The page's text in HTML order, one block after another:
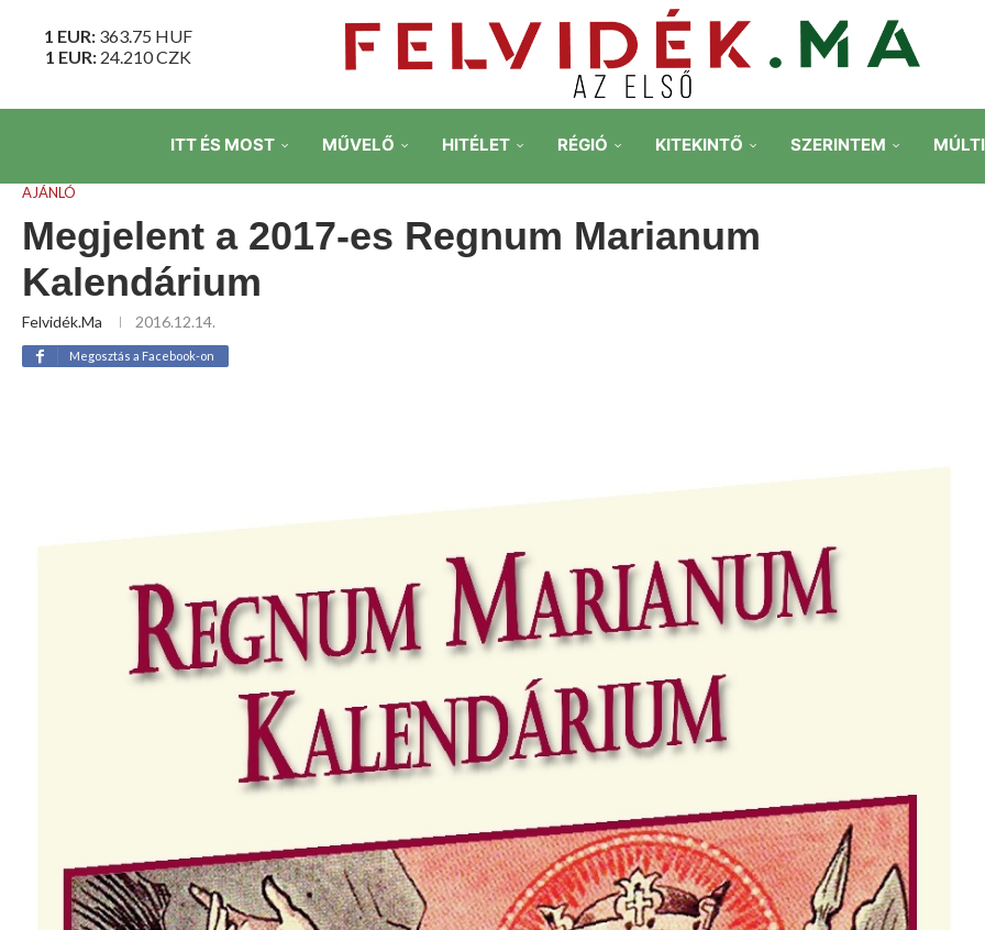
1 EUR: 363.75 HUF
1 EUR: 24.210CZK
ITT ÉS MOST MŰVELŐ HITÉLET RÉGIÓ KITEKINTŐ SZERINTEM
AJÁNLÓ
Megjelent a 2017-es Regnum Marianum
Kalendárium
Felvidék.ma 2016.12.14.
Megosztás a Facebook-on